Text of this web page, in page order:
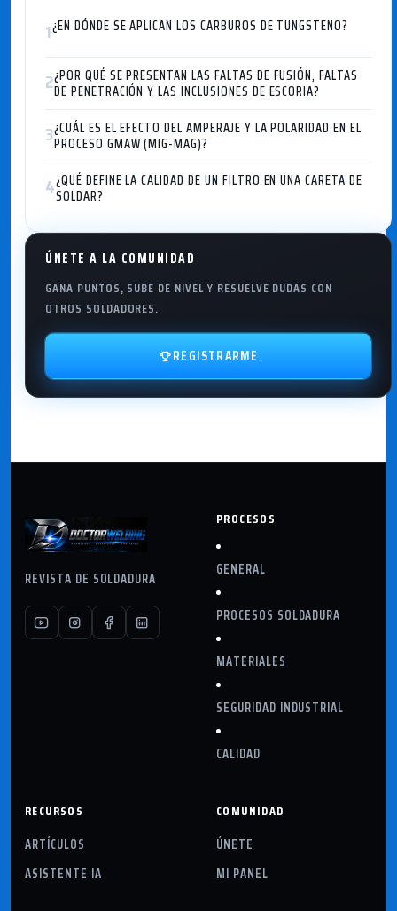
1¿EN DÓNDE SE APLICAN LOS CARBUROS DE TUNGSTENO?
2¿POR QUÉ SE PRESENTAN LAS FALTAS DE FUSIÓN, FALTAS
DE PENETRACIÓN Y LAS INCLUSIONES DE ESCORIA?
3¿CUÁL ES EL EFECTO DEL AMPERAJE Y LA POLARIDAD EN EL
PROCESO GMAW (MIG-MAG)?
4¿QUÉ DEFINE LA CALIDAD DE UN FILTRO EN UNA CARETA DE
SOLDAR?
ÚNETE A LA COMUNIDAD
GANA PUNTOS, SUBE DE NIVEL Y RESUELVE DUDAS CON
OTROS SOLDADORES.
REGISTRARME
REVISTA DE SOLDADURA
PROCESOS
GENERAL
PROCESOS SOLDADURA
MATERIALES
SEGURIDAD INDUSTRIAL
CALIDAD
RECURSOS
ARTÍCULOS
ASISTENTE IA
COMUNIDAD
ÚNETE
MI PANEL